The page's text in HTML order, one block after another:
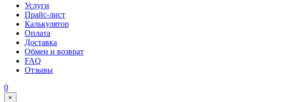
Услуги
Прайс-лист
Калькулятор
Оплата
Доставка
Обмен и возврат
FAQ
Отзывы
0
×